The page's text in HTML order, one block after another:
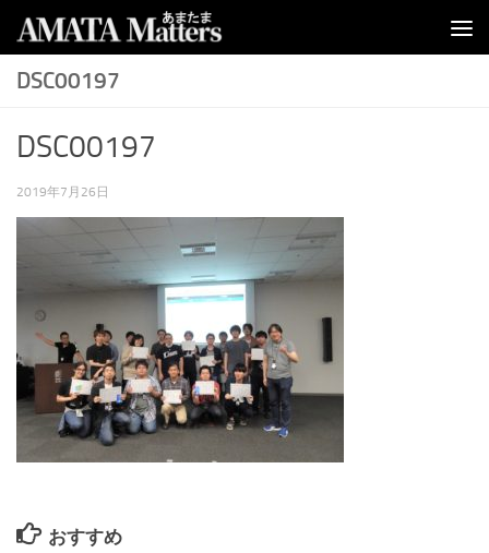
コンテンツへスキップ
DSC00197
DSC00197
2019年7月26日
おすすめ